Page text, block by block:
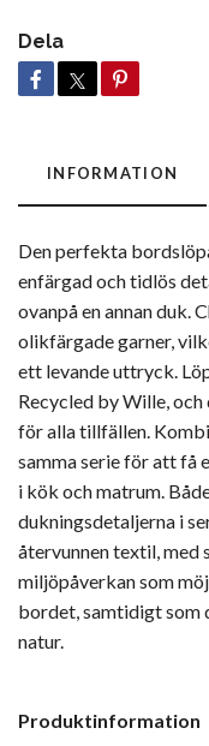
Dela
INFORMATION
Den perfekta
enfärgad och tidlös
ovanpå en annan duk.
olikfärgade garner,
ett levande uttryck.
Recycled by Wille, och
för alla tillfällen.
samma serie för att få
i kök och matrum.
dukningsdetaljerna i
återvunnen textil, med
miljöpåverkan som
bordet, samtidigt som
natur.
Produktinformation